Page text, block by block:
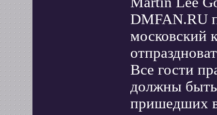
DMFAN.RU
московский
Все гости
должны
пришедших